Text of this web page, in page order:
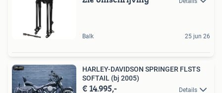
Balk 25 jun 26
HARLEY-DAVIDSON SPRINGER FLSTS
SOFTAIL (bj 2005)
€ 14.995,- Details